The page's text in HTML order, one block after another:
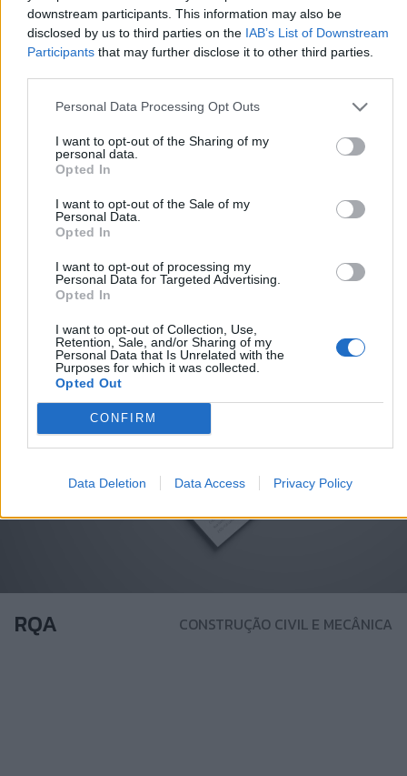
downstream participants. This information may also be
disclosed by us to third parties on the IAB’s List of Downstream
Participants that may further disclose it to other third parties.
Personal Data Processing Opt Outs
I want to opt-out of the Sharing of my
personal data.
Opted In
I want to opt-out of the Sale of my
Personal Data.
Opted In
I want to opt-out of processing my
Personal Data for Targeted Advertising.
Opted In
I want to opt-out of Collection, Use,
Retention, Sale, and/or Sharing of my
Personal Data that Is Unrelated with the
Purposes for which it was collected.
Opted Out
CONFIRM
Data Deletion Data Access Privacy Policy
RUDE SYSTEMS CONSTRUÇÃO
RQA CONSTRUÇÃO CIVIL E MECÂNICA